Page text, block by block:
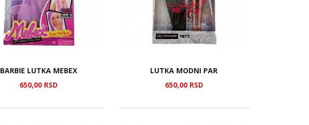
BARBIE LUTKA MEBEX
650,00 RSD
LUTKA MODNI PAR
650,00 RSD